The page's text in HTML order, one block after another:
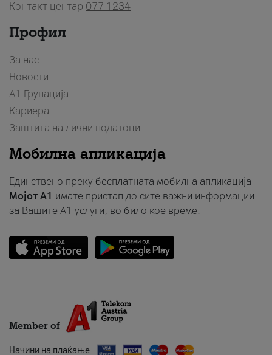
Контакт центар 077 1234
Профил
За нас
Новости
А1 Групација
Кариера
Заштита на лични податоци
Мобилна апликација
Единствено преку бесплатната мобилна апликација
Мојот A1 имате пристап до сите важни информации
за Вашите A1 услуги, во било кое време.
Member of
Начини на плаќање